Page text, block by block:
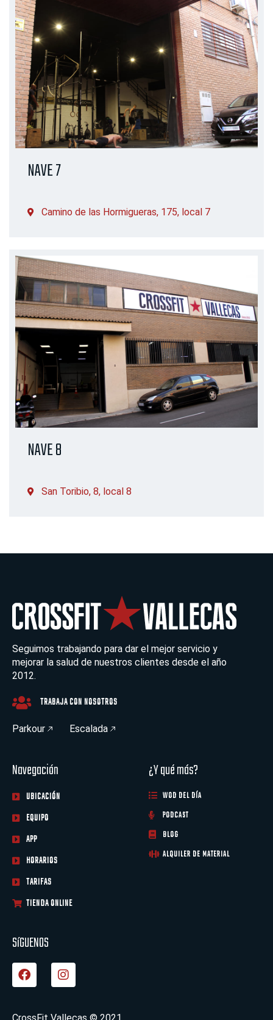
NAVE 7
Camino de las Hormigueras, 175, local 7
NAVE 8
San Toribio, 8, local 8
Seguimos trabajando para dar el mejor servicio y
mejorar la salud de nuestros clientes desde el año
2012.
TRABAJA CON NOSOTROS
Parkour Escalada
Navegación
UBICACIÓN
EQUIPO
APP
HORARIOS
TARIFAS
TIENDA ONLINE
¿Y qué más?
WOD DEL DÍA
PODCAST
BLOG
ALQUILER DE MATERIAL
SíGUENOS
F
a
b
I
n
a